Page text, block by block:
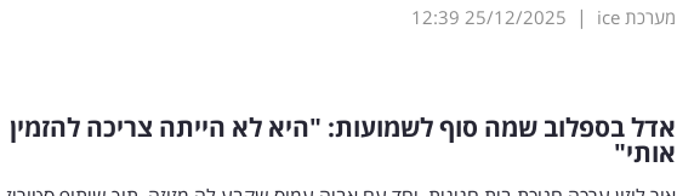
מערכת ice |
25/12/2025
12:39
אדל בספלוב שמה סוף לשמועות: "היא לא הייתה צריכה להזמין
אותי"